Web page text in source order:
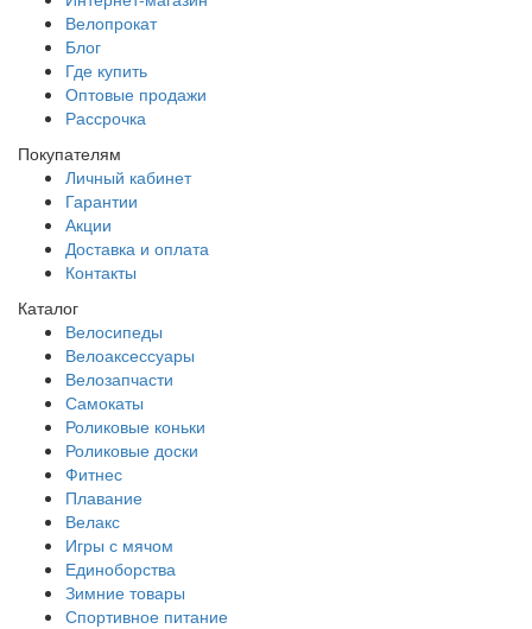
Велопрокат
Блог
Где купить
Оптовые продажи
Рассрочка
Покупателям
Личный кабинет
Гарантии
Акции
Доставка и оплата
Контакты
Каталог
Велосипеды
Велоаксессуары
Велозапчасти
Самокаты
Роликовые коньки
Роликовые доски
Фитнес
Плавание
Велакс
Игры с мячом
Единоборства
Зимние товары
Спортивное питание